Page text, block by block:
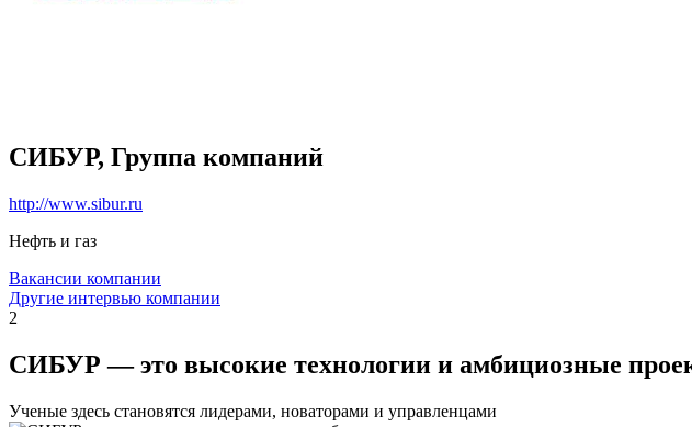
СИБУР, Группа компаний
http://www.sibur.ru
Нефть и газ
Вакансии компании
Другие интервью компании
2
СИБУР — это высокие технологии и амбициозные
Ученые здесь становятся лидерами, новаторами и управленцами